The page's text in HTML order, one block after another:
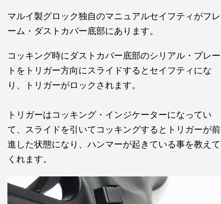
マルイ製グロック独自のマニュアルセイフティがフレ
ーム・ダストカバー底部にあります。
コッキング時にダストカバー底部のシリアル・プレー
トをトリガー方向にスライドするとセイフティにな
り、トリガーがロックされます。
トリガーはコッキング・インジケーターになってい
て、スライドを引いてコッキングするとトリガーが前
進した状態になり、ハンマーが起きている事を教えて
くれます。